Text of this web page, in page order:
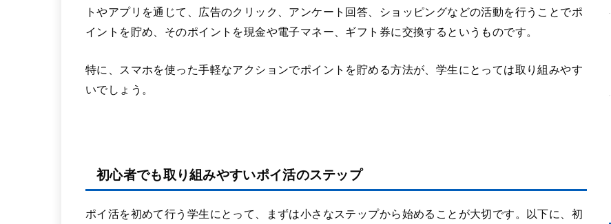
トやアプリを通じて、広告のクリック、アンケート回答、ショッピングなどの活動を行うことでポ
イントを貯め、そのポイントを現金や電子マネー、ギフト券に交換するというものです。
特に、スマホを使った手軽なアクションでポイントを貯める方法が、学生にとっては取り組みやす
いでしょう。
初心者でも取り組みやすいポイ活のステップ
ポイ活を初めて行う学生にとって、まずは小さなステップから始めることが大切です。以下に、初